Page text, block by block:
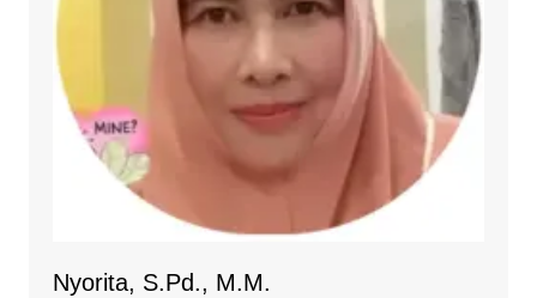
Nyorita, S.Pd., M.M.